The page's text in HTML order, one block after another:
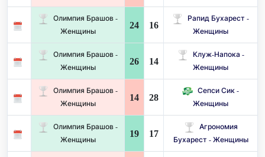
Олимпия Брашов -
Женщины
24 16
Рапид Бухарест -
Женщины
Олимпия Брашов -
Женщины
26 14
Клуж-Напока -
Женщины
Олимпия Брашов -
Женщины
14 28
Сепси Сик -
Женщины
Олимпия Брашов -
Женщины
19 17
Агрономия
Бухарест - Женщины